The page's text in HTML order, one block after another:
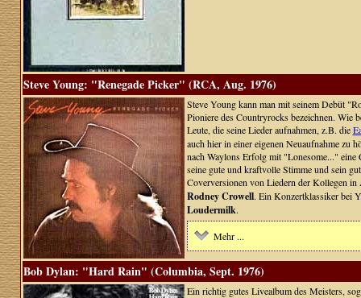
Steve Young: "Renegade Picker" (RCA, Aug. 1976)
Steve Young kann man mit seinem Debüt
Pioniere des Countryrocks bezeichnen. Wie
Leute, die seine Lieder aufnahmen, z.B. die
auch hier in einer eigenen Neuaufnahme zu
nach Waylons Erfolg mit "Lonesome..."
seine gute und kraftvolle Stimme und sein
Coverversionen von Liedern der Kollegen
Rodney Crowell. Ein Konzertklassiker bei
Loudermilk.
Mehr ...
Bob Dylan: "Hard Rain" (Columbia, Sept. 1976)
Ein richtig gutes Livealbum des Meisters,